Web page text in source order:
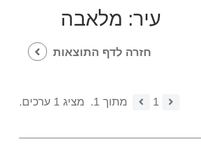
עיר: מלאבה
חזרה לדף התוצאות
1 מתוך 1.
מציג 1 ערכים.